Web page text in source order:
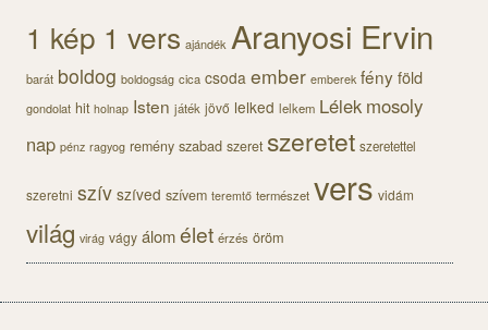
1 kép 1 vers ajándék Aranyosi Ervin
barát boldog boldogság cica csoda ember emberek fényföld
gondolat hit holnap Isten játék jövő lelked lelkem Lélek mosoly
nap pénz ragyog remény szabad szeret szeretet szeretettel
szeretni szív szíved szívem teremtő természet vers vidám
világ virág vágy álomélet érzés öröm